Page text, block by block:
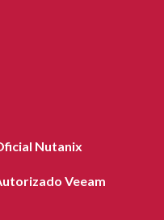
Nutanix
Veeam